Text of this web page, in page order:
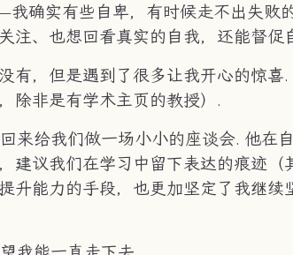
确实有些自卑，有时候走不出失
注、也想回看真实的自我，还能督促
有，但是遇到了很多让我开心的惊
除非是有学术主页的教授）.
来给我们做一场小小的座谈会. 他在
建议我们在学习中留下表达的痕迹
升能力的手段，也更加坚定了我继